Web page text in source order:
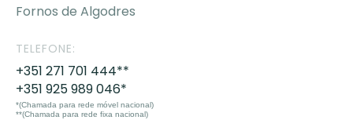
Fornos de Algodres
TELEFONE:
+351 271 701 444**
+351 925 989 046*
*(Chamada para rede móvel nacional)
**(Chamada para rede fixa nacional)